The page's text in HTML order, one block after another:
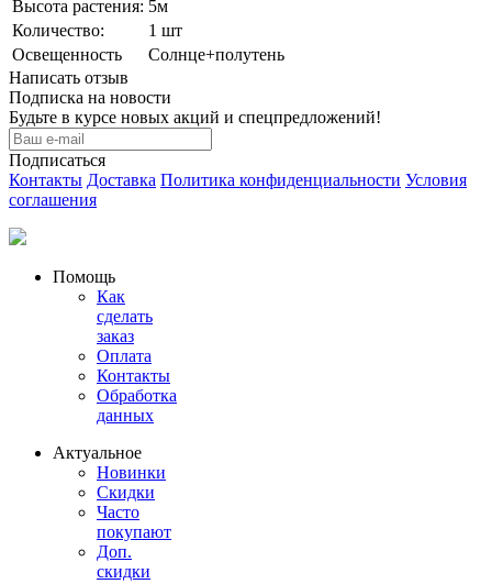
Выcота растения: 5м
Количeствo:
1 шт
Освещенность
Солнце+полутень
Написать отзыв
Подписка на новости
Будьте в курсе новых акций и спецпредложений!
Подписаться
Контакты Доставка Политика конфиденциальности Условия
соглашения
Помощь
Как
сделать
заказ
Оплата
Контакты
Обработка
данных
Актуальное
Новинки
Скидки
Часто
покупают
Доп.
скидки